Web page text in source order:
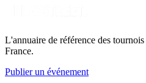
L'annuaire de référence des
France.
Publier un événement